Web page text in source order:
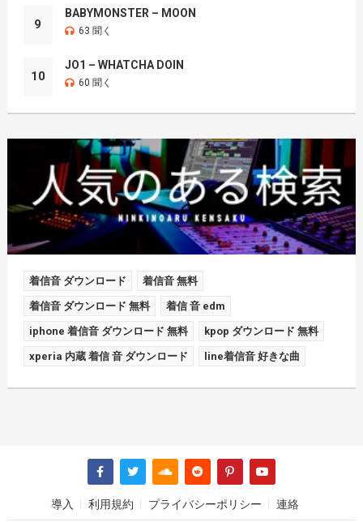
9
BABYMONSTER – MOON
63 聞く
10
JO1 – WHATCHA DOIN
60 聞く
着信音 ダウンロード 着信音 無料
着信音 ダウンロード 無料 着信 音 edm
iphone 着信音 ダウンロード 無料 kpop ダウンロード 無料
xperia 内蔵 着信 音 ダウンロード line着信音 好きな曲
導入 利用規約 プライバシーポリシー 連絡